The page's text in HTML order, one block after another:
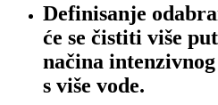
Definisanje
će se čistiti više
načina
s više vode.